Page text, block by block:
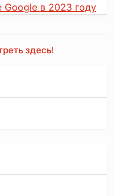
Google в 2023 году
здесь!